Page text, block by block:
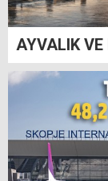
AYVALIK VE